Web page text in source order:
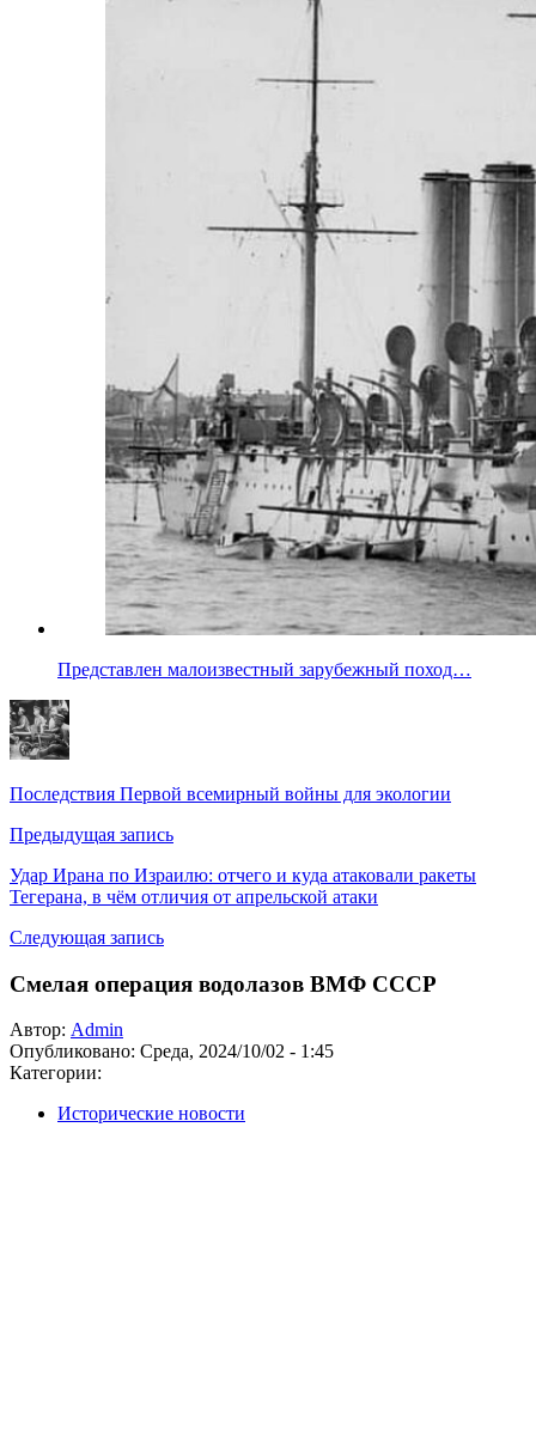
Представлен малоизвестный зарубежный поход…
Последствия Первой всемирный войны для экологии
Предыдущая запись
Удар Ирана по Израилю: отчего и куда атаковали ракеты
Тегерана, в чём отличия от апрельской атаки
Следующая запись
Смелая операция водолазов ВМФ СССР
Автор: Admin
Опубликовано: Среда, 2024/10/02 - 1:45
Категории:
Исторические новости